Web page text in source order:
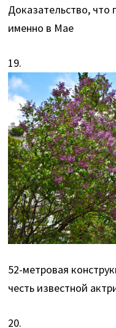
Доказательство, что
именно в Мае
19.
52-метровая
честь известной
20.